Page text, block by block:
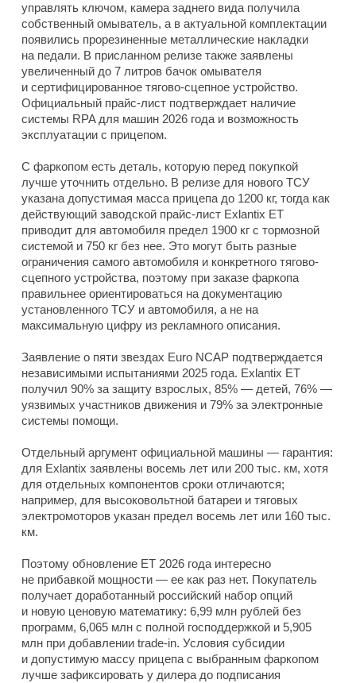
управлять ключом, камера заднего вида получила
собственный омыватель, а в актуальной комплектации
появились прорезиненные металлические накладки
на педали. В присланном релизе также заявлены
увеличенный до 7 литров бачок омывателя
и сертифицированное тягово-сцепное устройство.
Официальный прайс-лист подтверждает наличие
системы RPA для машин 2026 года и возможность
эксплуатации с прицепом.
С фаркопом есть деталь, которую перед покупкой
лучше уточнить отдельно. В релизе для нового ТСУ
указана допустимая масса прицепа до 1200 кг, тогда как
действующий заводской прайс-лист Exlantix ET
приводит для автомобиля предел 1900 кг с тормозной
системой и 750 кг без нее. Это могут быть разные
ограничения самого автомобиля и конкретного тягово-
сцепного устройства, поэтому при заказе фаркопа
правильнее ориентироваться на документацию
установленного ТСУ и автомобиля, а не на
максимальную цифру из рекламного описания.
Заявление о пяти звездах Euro NCAP подтверждается
независимыми испытаниями 2025 года. Exlantix ET
получил 90% за защиту взрослых, 85% — детей, 76% —
уязвимых участников движения и 79% за электронные
системы помощи.
Отдельный аргумент официальной машины — гарантия:
для Exlantix заявлены восемь лет или 200 тыс. км, хотя
для отдельных компонентов сроки отличаются;
например, для высоковольтной батареи и тяговых
электромоторов указан предел восемь лет или 160 тыс.
км.
Поэтому обновление ET 2026 года интересно
не прибавкой мощности — ее как раз нет. Покупатель
получает доработанный российский набор опций
и новую ценовую математику: 6,99 млн рублей без
программ, 6,065 млн с полной господдержкой и 5,905
млн при добавлении trade-in. Условия субсидии
и допустимую массу прицепа с выбранным фаркопом
лучше зафиксировать у дилера до подписания